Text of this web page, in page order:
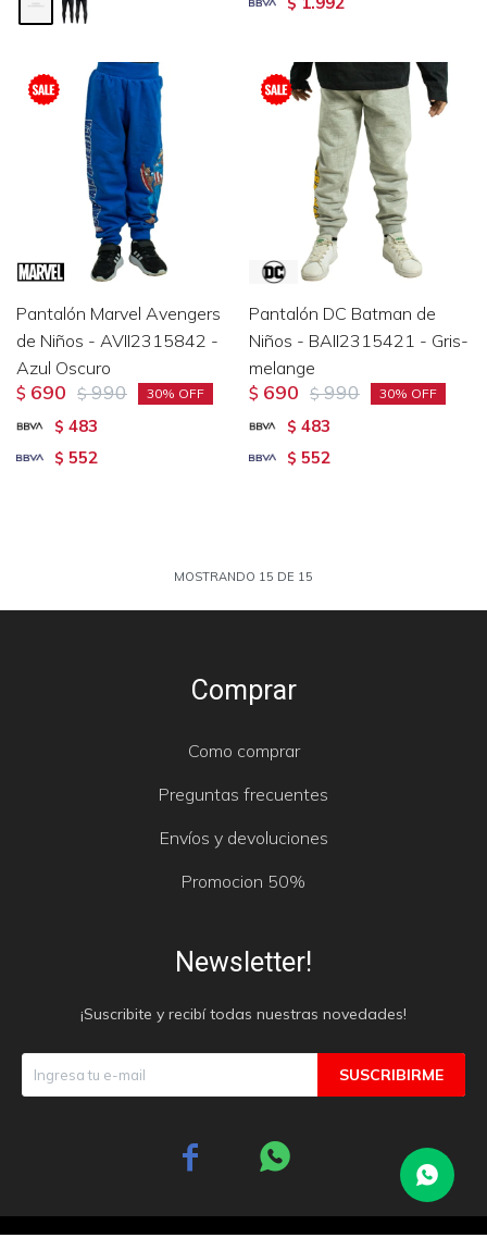
Pantalón Marvel Avengers
de Niños - AVII2315842 -
Azul Oscuro
$ 690 $ 990 30
$ 483
$ 552
Pantalón DC Batman de
Niños - BAII2315421 - Gris-
melange
$ 690 $ 990 30
$ 483
$ 552
MOSTRANDO 15 DE 15
Comprar
Como comprar
Preguntas frecuentes
Envíos y devoluciones
Promocion 50%
Newsletter!
¡Suscribite y recibí todas nuestras novedades!
SUSCRIBIRME
 